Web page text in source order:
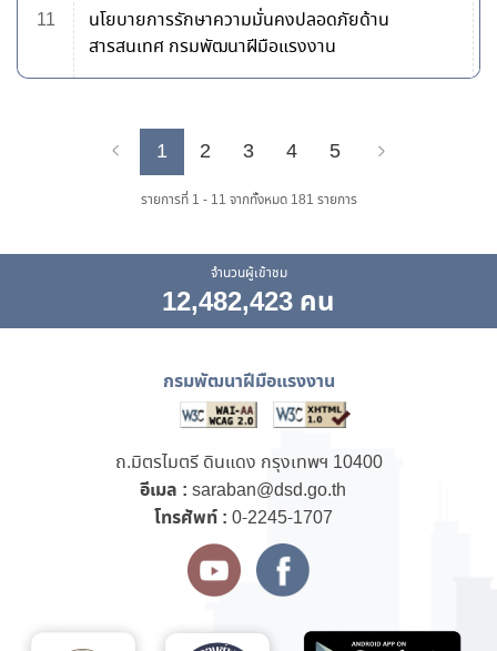
11
นโยบายการรักษาความมั่นคงปลอดภัยด้าน
สารสนเทศ กรมพัฒนาฝีมือแรงงาน
Previous
1 2 3 4 5
รายการที่ 1 - 11 จากทั้งหมด 181 รายการ
จำนวนผู้เข้าชม
12,482,423 คน
กรมพัฒนาฝีมือแรงงาน
ถ.มิตรไมตรี ดินแดง กรุงเทพฯ 10400
อีเมล : saraban@dsd.go.th
โทรศัพท์ : 0-2245-1707